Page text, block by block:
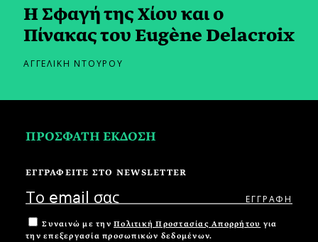
Η Σφαγή της Χίου και ο
Πίνακας του Eugène Delacroix
ΑΓΓΕΛΙΚΗ ΝΤΟΥΡΟΥ
ΠΡΟΣΦΑΤΗ ΕΚΔΟΣΗ
ΕΓΓΡΑΦΕΙΤΕ ΣΤΟ NEWSLETTER
Συναινώ με την Πολιτική Προστασίας Απορρήτου για
την επεξεργασία προσωπικών δεδομένων.